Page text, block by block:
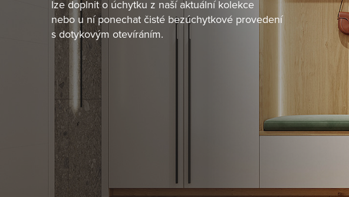
lze doplnit o úchytku z naší aktuální kolekce
nebo u ní ponechat čisté bezúchytkové provedení
s dotykovým otevíráním.